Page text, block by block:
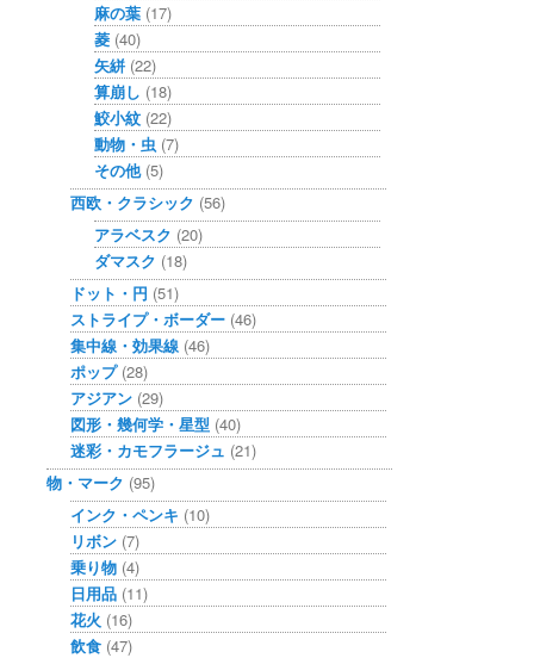
麻の葉 (17)
菱 (40)
矢絣 (22)
算崩し (18)
鮫小紋 (22)
動物・虫 (7)
その他(5)
西欧・クラシック (56)
アラベスク (20)
ダマスク (18)
ドット・円 (51)
ストライプ・ボーダー (46)
集中線・効果線 (46)
ポップ(28)
アジアン (29)
図形・幾何学・星型 (40)
迷彩・カモフラージュ (21)
物・マーク (95)
インク・ペンキ (10)
リボン (7)
乗り物 (4)
日用品 (11)
花火 (16)
飲食 (47)